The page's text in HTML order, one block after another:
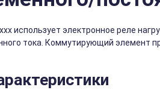
использует электронное реле
тока. Коммутирующий элемент